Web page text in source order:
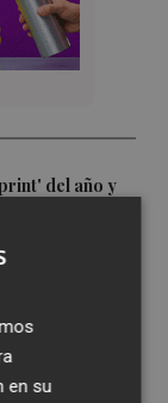
del año y
ellos Alicante-
viajeros de
aniversario
en su